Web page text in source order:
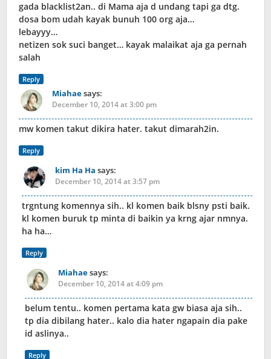
gada blacklist2an.. di Mama aja d undang tapi ga dtg.
dosa bom udah kayak bunuh 100 org aja…
lebayyy…
netizen sok suci banget… kayak malaikat aja ga pernah
salah
Reply
Miahaesays:
December 10, 2014 at 3:00 pm
mw komen takut dikira hater. takut dimarah2in.
Reply
kim Ha Ha says:
December 10, 2014 at 3:57 pm
trgntung komennya sih.. kl komen baik blsny psti baik.
kl komen buruk tp minta di baikin ya krng ajar nmnya.
ha ha…
Reply
Miahaesays:
December 10, 2014 at 4:09 pm
belum tentu.. komen pertama kata gw biasa aja sih..
tp dia dibilang hater.. kalo dia hater ngapain dia pake
id aslinya..
Reply